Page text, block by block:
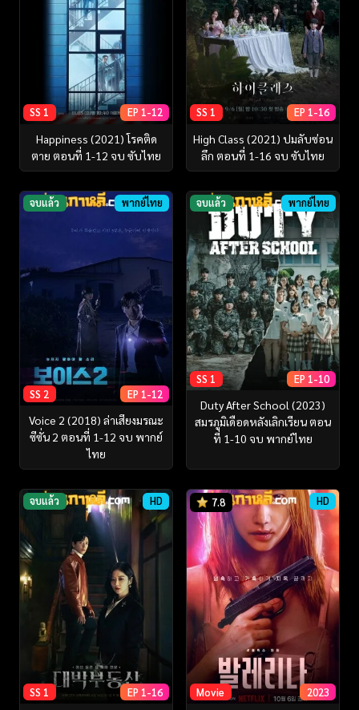
SS 1 EP 1-12
Happiness (2021) โรคติด
ตาย ตอนที่ 1-12 จบ ซับไทย
SS 1 EP 1-16
High Class (2021) ปมลับซ่อน
ลึก ตอนที่ 1-16 จบ ซับไทย
จบแล้ว พากย์ไทย
SS 2 EP 1-12
Voice 2 (2018) ล่าเสียงมรณะ
ซีซั่น 2 ตอนที่ 1-12 จบ พากย์
ไทย
จบแล้ว พากย์ไทย
SS 1 EP 1-10
Duty After School (2023)
สมรภูมิเดือดหลังเลิกเรียน ตอน
ที่ 1-10 จบ พากย์ไทย
จบแล้ว HD
SS 1 EP 1-16
7.8 HD
Movie 2023